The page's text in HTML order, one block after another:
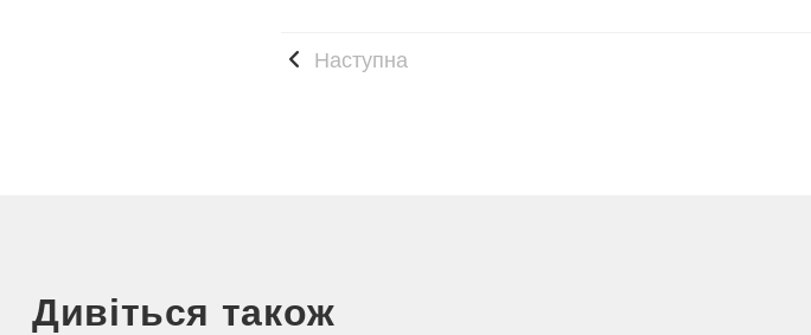
Наступна
Дивіться також